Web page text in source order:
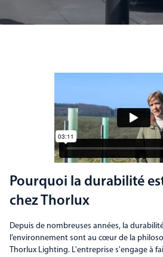
Pourquoi la durabilité
chez Thorlux
Depuis de nombreuses années, la
l’environnement sont au cœur de la
Thorlux Lighting. L'entreprise s'engage à